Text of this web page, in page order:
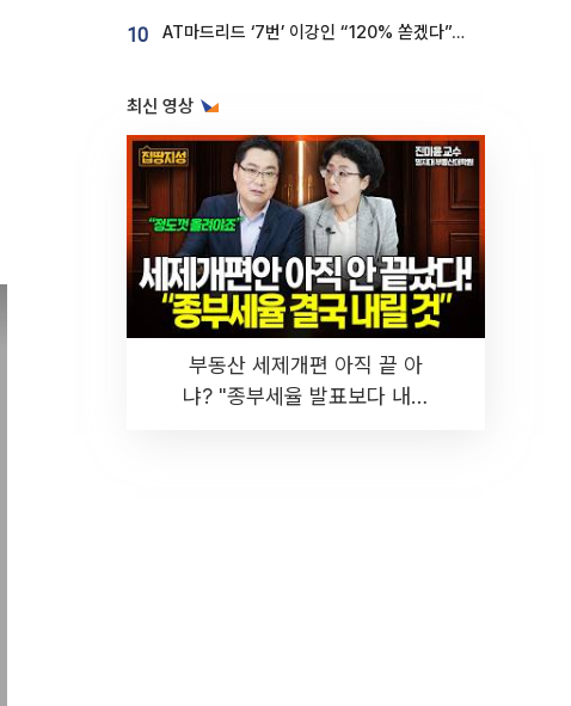
10 AT마드리드 ‘7번’ 이강인 “120% 쏟겠다”⋯시메오네 감독 “필요한 선수”
최신 영상
부동산 세제개편 아직 끝 아
냐? "종부세율 발표보다 내릴